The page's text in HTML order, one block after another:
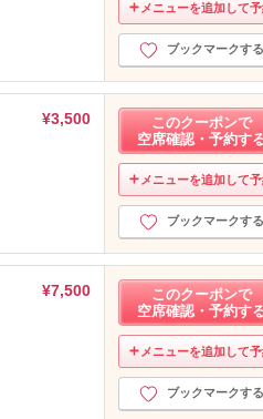
メニューを追加して
ブックマークする
¥3,500
このクーポンで
空席確認・予約す
メニューを追加して
ブックマークする
¥7,500
このクーポンで
空席確認・予約す
メニューを追加して
ブックマークする